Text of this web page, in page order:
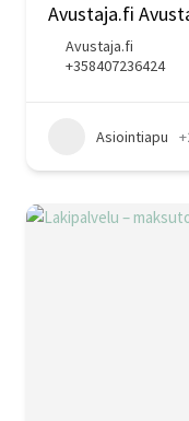
Avustaja.fi
Avustaja.fi
+358407236424
Asiointiapu